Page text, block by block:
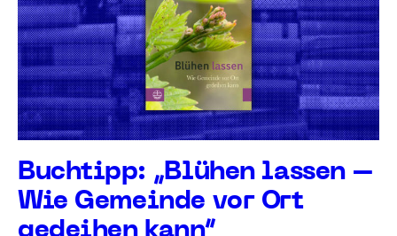
Buchtipp: „Blühen lassen –
Wie Gemeinde vor Ort
gedeihen kann“